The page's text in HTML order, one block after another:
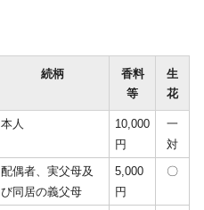
続柄
香料
等
生
花
本人
10,000
円
一
対
配偶者、実父母及
び同居の義父母
5,000
円
〇